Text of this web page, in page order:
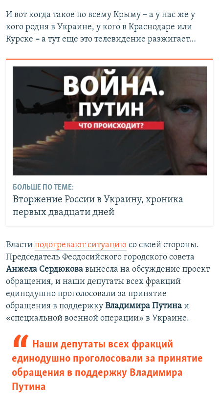
И вот когда такое по всему Крыму – а у нас же у
кого родня в Украине, у кого в Краснодаре или
Курске – а тут еще это телевидение разжигает…
БОЛЬШЕ ПО ТЕМЕ:
Вторжение России в Украину, хроника
первых двадцати дней
Власти подогревают ситуацию со своей стороны.
Председатель Феодосийского городского совета
Анжела Сердюкова вынесла на обсуждение проект
обращения, и наши депутаты всех фракций
единодушно проголосовали за принятие
обращения в поддержку Владимира Путина и
«специальной военной операции» в Украине.
Наши депутаты всех фракций
единодушно проголосовали за принятие
обращения в поддержку Владимира
Путина